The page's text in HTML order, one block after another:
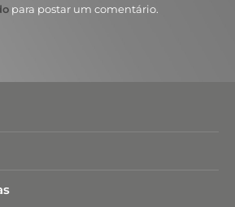
para postar um comentário.